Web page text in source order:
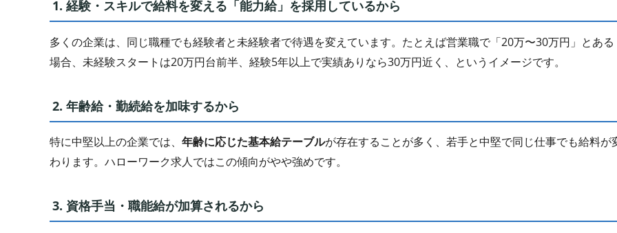
1. 経験・スキルで給料を変える「能力給」を採用しているから
多くの企業は、同じ職種でも経験者と未経験者で待遇を変えています。たとえば営業職で「20万〜30万円」とある
場合、未経験スタートは20万円台前半、経験5年以上で実績ありなら30万円近く、というイメージです。
2. 年齢給・勤続給を加味するから
特に中堅以上の企業では、 年齢に応じた基本給テーブルが存在することが多く、若手と中堅で同じ仕事でも給料が
わります。ハローワーク求人ではこの傾向がやや強めです。
3. 資格手当・職能給が加算されるから